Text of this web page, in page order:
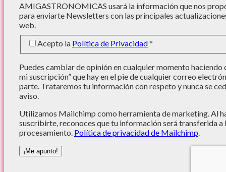
AMIGASTRONOMICAS usará la información que nos
para enviarte Newsletters con las principales
web.
Acepto la Política de Privacidad*
Puedes cambiar de opinión en cualquier momento haciendo
mi suscripción” que hay en el pie de cualquier correo
parte. Trataremos tu información con respeto y nunca se
aviso.
Utilizamos Mailchimp como herramienta de marketing. Al
suscribirte, reconoces que tu información será transferida
procesamiento. Política de privacidad de Mailchimp.